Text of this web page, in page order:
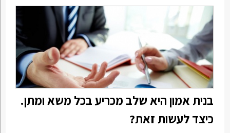
בנית אמון היא שלב מכריע בכל משא ומתן.
כיצד לעשות זאת?